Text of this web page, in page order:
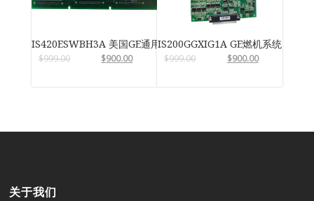
IS420ESWBH3A 美国GE通用电气
$999.00 $900.00
IS200GGXIG1A GE燃机系统
$999.00 $900.00
关于我们